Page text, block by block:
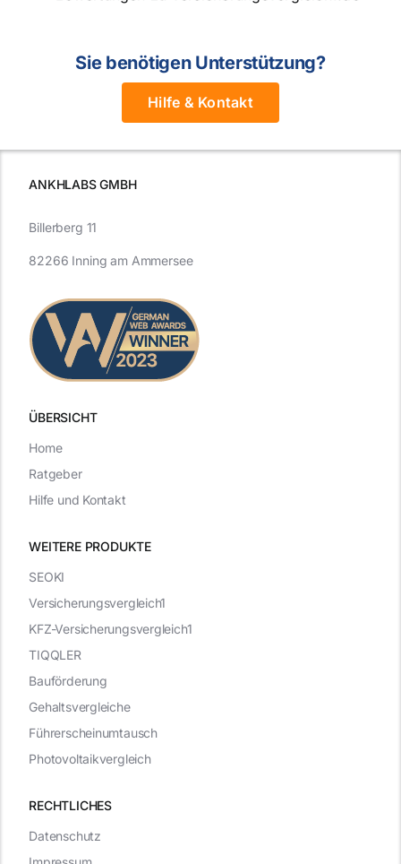
Sie benötigen Unterstützung?
Hilfe & Kontakt
ANKHLABS GMBH
ÜBERSICHT
WEITERE PRODUKTE
RECHTLICHES
Billerberg 11
82266 Inning am Ammersee
Datenschutz
SEOKI
Versicherungsvergleich1
KFZ-Versicherungsvergleich1
TIQQLER
Bauförderung
Gehaltsvergleiche
Führerscheinumtausch
Photovoltaikvergleich
Home
Ratgeber
Hilfe und Kontakt